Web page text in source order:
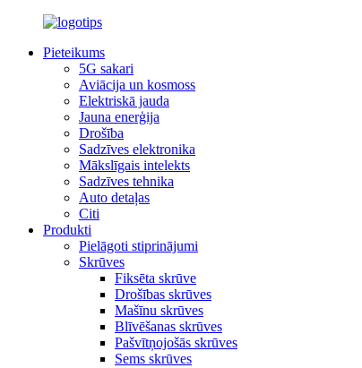
Pieteikums
5G sakari
Aviācija un kosmoss
Elektriskā jauda
Jauna enerģija
Drošība
Sadzīves elektronika
Mākslīgais intelekts
Sadzīves tehnika
Auto detaļas
Citi
Produkti
Pielāgoti stiprinājumi
Skrūves
Fiksēta skrūve
Drošības skrūves
Mašīnu skrūves
Blīvēšanas skrūves
Pašvītņojošās skrūves
Sems skrūves